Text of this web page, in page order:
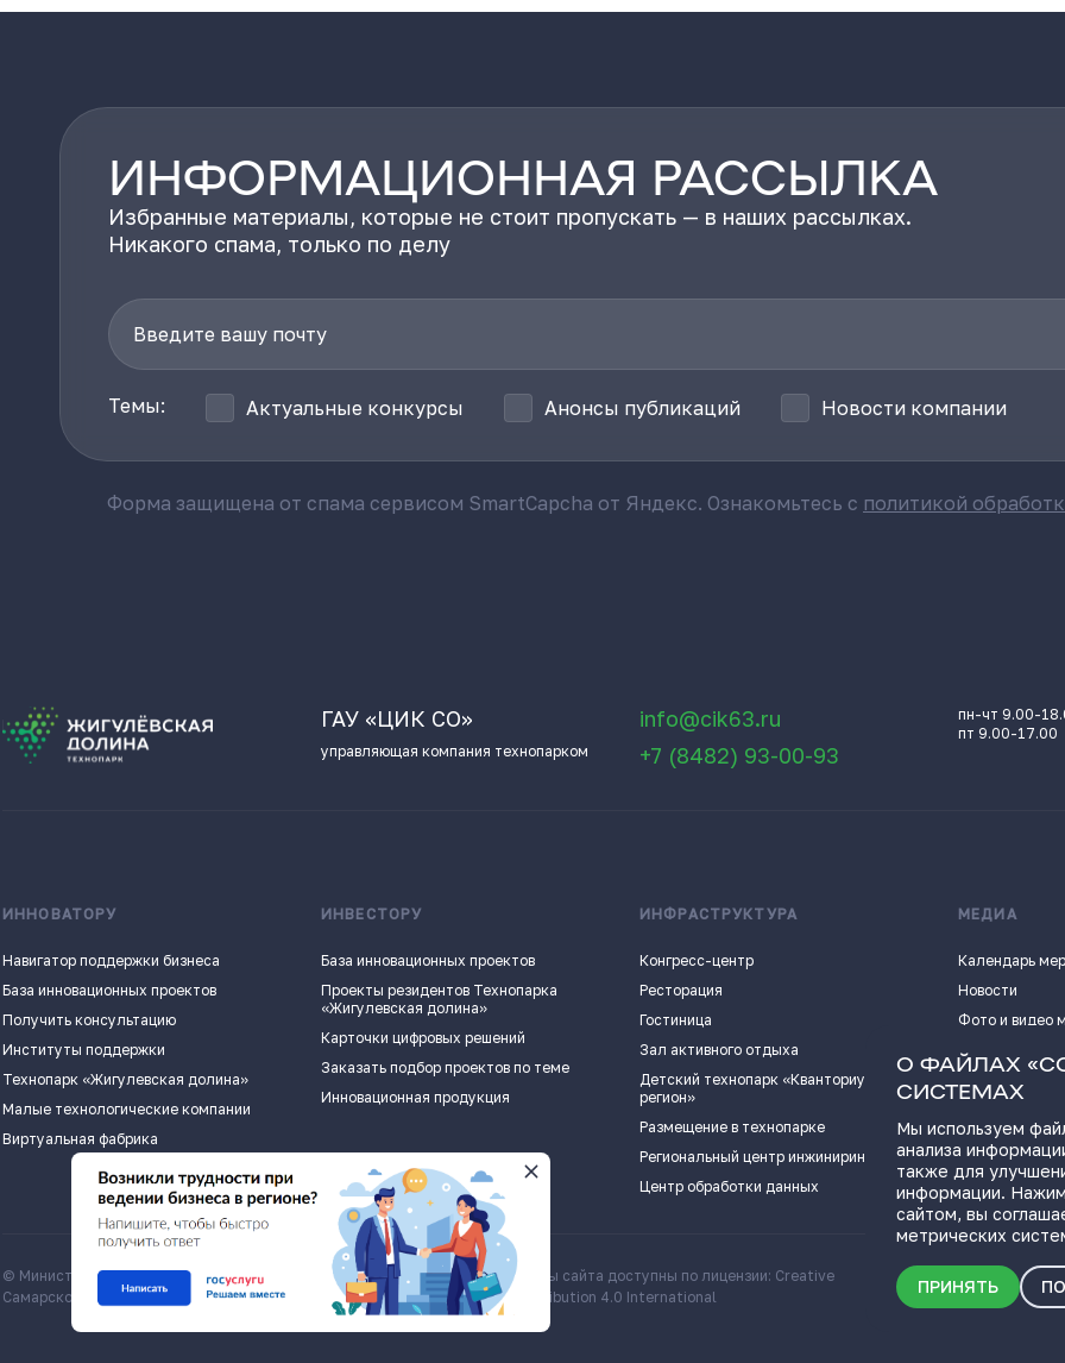
ИНФОРМАЦИОННАЯ РАССЫЛКА
Избранные материалы, которые не стоит пропускать — в наших рассылках.
Никакого спама, только по делу
Темы: Актуальные конкурсы Анонсы публикаций Новости компании
Форма защищена от спама сервисом SmartCapcha от Яндекс. Ознакомьтесь с политикой
ГАУ «ЦИК СО»
управляющая компания технопарком
info@cik63.ru
+7 (8482) 93-00-93
пн-чт 9.00-
пт 9.00-17.00
ИННОВАТОРУ
Навигатор поддержки бизнеса
База инновационных проектов
Получить консультацию
Институты поддержки
Технопарк «Жигулевская долина»
Малые технологические компании
Виртуальная фабрика
ИНВЕСТОРУ
База инновационных проектов
Проекты резидентов Технопарка
«Жигулевская долина»
Карточки цифровых решений
Заказать подбор проектов по теме
Инновационная продукция
ИНФРАСТРУКТУРА
Конгресс-центр
Ресторация
Гостиница
Зал активного отдыха
Детский технопарк «Кванториум - 63
регион»
Размещение в технопарке
Региональный центр инжиниринга
Центр обработки данных
МЕДИА
Календарь
Новости
Фото и видео
Истории
ПОЛЕЗНЫЕ
© Министерство экономического развития и инвестиций
Самарской области, economy.samregion.ru, 2026
Все материалы сайта доступны по лицензии: Creative
Commons Attribution 4.0 International
Скачать
о Самарской области
О ФАЙЛАХ
СИСТЕМАХ
Мы используем
анализа
также для
информации.
сайтом, вы
метрических
ПРИНЯТЬ